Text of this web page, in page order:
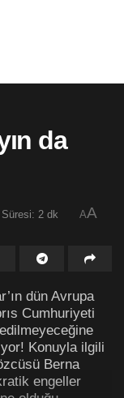
da
2 dk AA
dün Avrupa
Cumhuriyeti
Konuyla ilgili
Berna
engeller